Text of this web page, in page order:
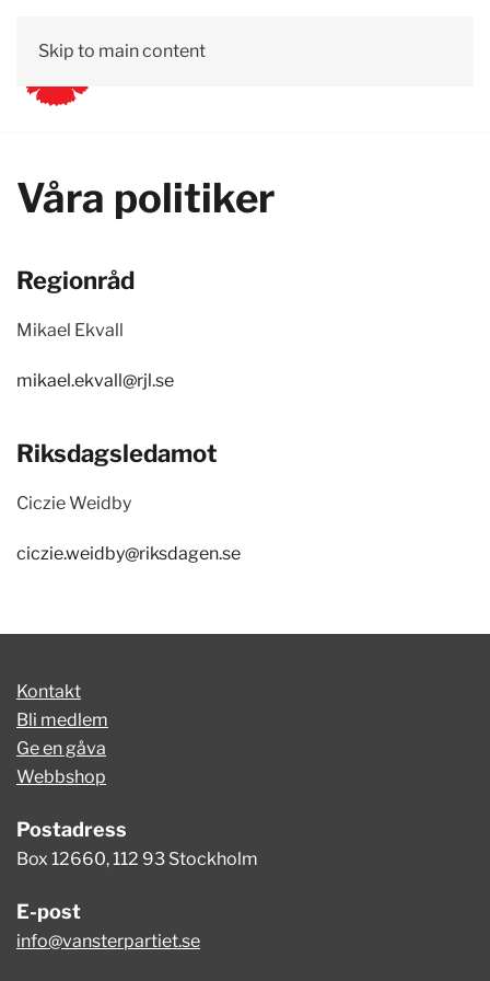
Skip to main content
Våra politiker
Regionråd
Mikael Ekvall
mikael.ekvall@rjl.se
Riksdagsledamot
Ciczie Weidby
ciczie.weidby@riksdagen.se
Kontakt
Bli medlem
Ge en gåva
Webbshop
Postadress
Box 12660, 112 93 Stockholm
E-post
info@vansterpartiet.se